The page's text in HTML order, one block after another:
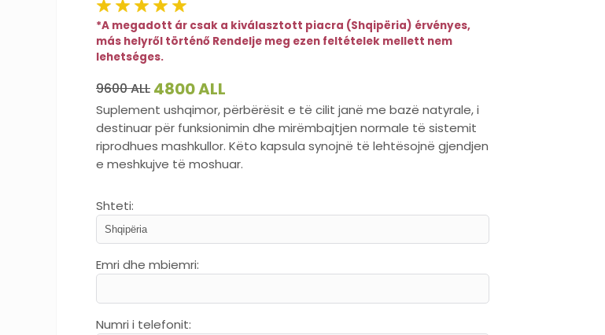
*A megadott ár csak a kiválasztott piacra (Shqipëria) érvényes,
más helyről történő Rendelje meg ezen feltételek mellett nem
lehetséges.
9600 ALL 4800 ALL
Suplement ushqimor, përbërësit e të cilit janë me bazë natyrale, i
destinuar për funksionimin dhe mirëmbajtjen normale të sistemit
riprodhues mashkullor. Këto kapsula synojnë të lehtësojnë gjendjen
e meshkujve të moshuar.
Shteti:
Emri dhe mbiemri:
Numri i telefonit: